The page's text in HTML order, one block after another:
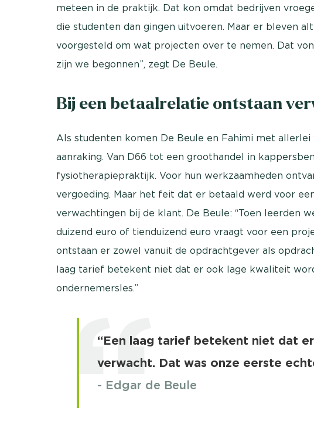
meteen in de praktijk. Dat kon omdat bedrijven
die studenten dan gingen uitvoeren. Maar er bleven
voorgesteld om wat projecten over te nemen. Dat
zijn we begonnen”, zegt De Beule.
Bij een betaalrelatie ontstaan
Als studenten komen De Beule en Fahimi met
aanraking. Van D66 tot een groothandel in
fysiotherapiepraktijk. Voor hun werkzaamheden
vergoeding. Maar het feit dat er betaald werd voor
verwachtingen bij de klant. De Beule: “Toen leerden
duizend euro of tienduizend euro vraagt voor een
ontstaan er zowel vanuit de opdrachtgever als
laag tarief betekent niet dat er ook lage kwaliteit
ondernemersles.”
“Een laag tarief betekent niet dat
verwacht. Dat was onze eerste
- Edgar de Beule